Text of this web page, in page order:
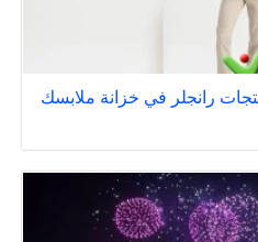
رانجلر في خزانة ملابسك